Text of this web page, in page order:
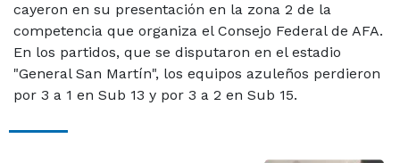
cayeron en su presentación en la zona 2 de la
competencia que organiza el Consejo Federal de AFA.
En los partidos, que se disputaron en el estadio
"General San Martín", los equipos azuleños perdieron
por 3 a 1 en Sub 13 y por 3 a 2 en Sub 15.